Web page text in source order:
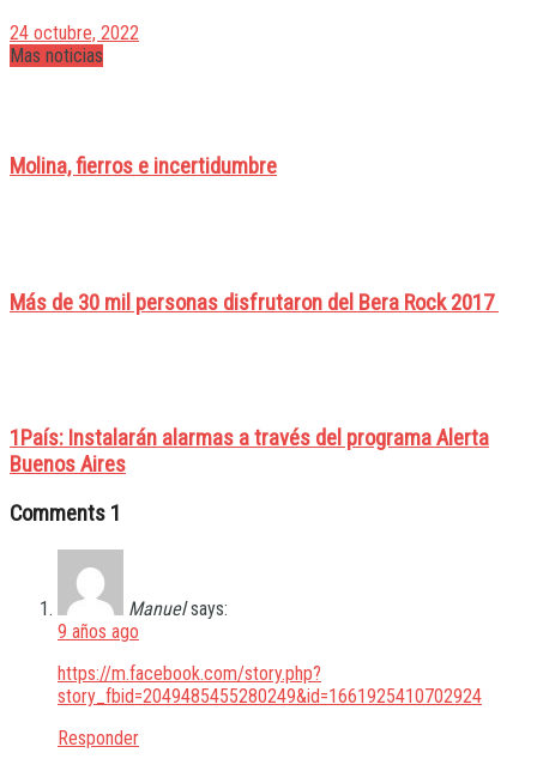
24 octubre, 2022
Mas noticias
Molina, fierros e incertidumbre
Más de 30 mil personas disfrutaron del Bera Rock 2017
1País: Instalarán alarmas a través del programa Alerta
Buenos Aires
Comments 1
Manuel says:
9 años ago
https://m.facebook.com/story.php?
story_fbid=2049485455280249&id=1661925410702924
Responder